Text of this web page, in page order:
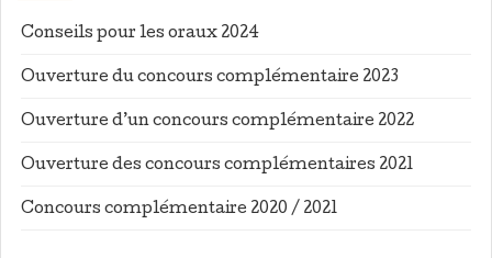
Conseils pour les oraux 2024
Ouverture du concours complémentaire 2023
Ouverture d’un concours complémentaire 2022
Ouverture des concours complémentaires 2021
Concours complémentaire 2020 / 2021